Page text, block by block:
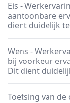
Eis -
aantoonbare
dient duidelijk
Wens -
bij voorkeur
Dit dient
Toetsing van